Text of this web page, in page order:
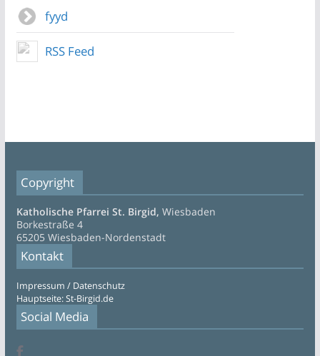
fyyd
RSS Feed
Copyright
Katholische Pfarrei St. Birgid, Wiesbaden
Borkestraße 4
65205 Wiesbaden-Nordenstadt
Kontakt
Impressum / Datenschutz
Hauptseite: St-Birgid.de
Social Media